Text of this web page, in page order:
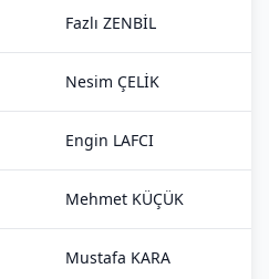
Fazlı ZENBİL
Nesim ÇELİK
Engin LAFCI
Mehmet KÜÇÜK
Mustafa KARA